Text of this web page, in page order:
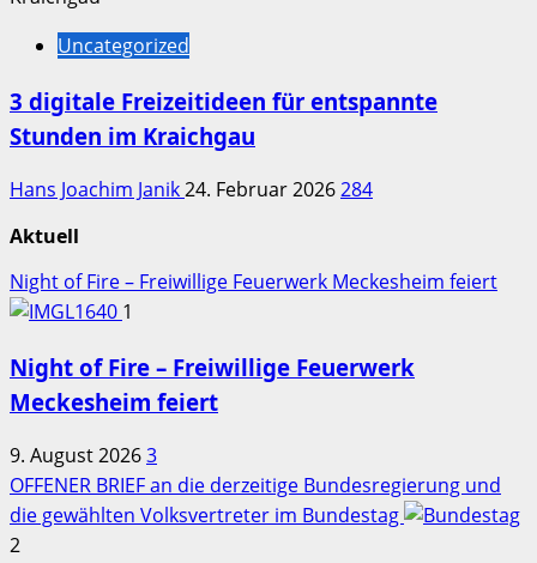
Uncategorized
3 digitale Freizeitideen für entspannte
Stunden im Kraichgau
Hans Joachim Janik24. Februar 2026284
Aktuell
Night of Fire – Freiwillige Feuerwerk Meckesheim feiert
1
Night of Fire – Freiwillige Feuerwerk
Meckesheim feiert
9. August 20263
OFFENER BRIEF an die derzeitige Bundesregierung und
die gewählten Volksvertreter im Bundestag
2